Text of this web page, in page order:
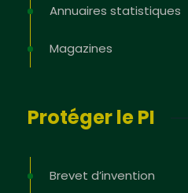
Annuaires statistiques
Magazines
Protéger le PI
Brevet d’invention